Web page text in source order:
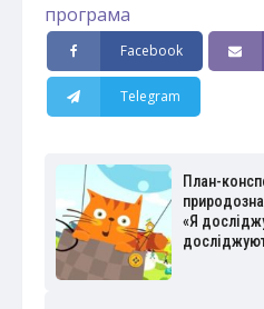
програма
Facebook
Telegram
План-
«Я